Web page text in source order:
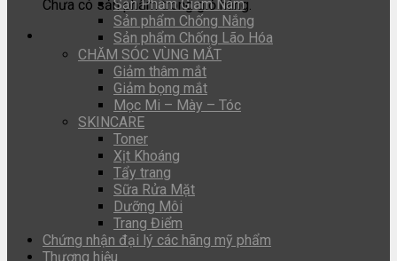
Chưa có sản phẩm trong giỏ hàng.
Sản Phẩm Giảm Nám
Sản phẩm Chống Nắng
Sản phẩm Chống Lão Hóa
CHĂM SÓC VÙNG MẮT
Giảm thâm mắt
Giảm bọng mắt
Mọc Mi – Mày – Tóc
SKINCARE
Toner
Xịt Khoáng
Tẩy trang
Sữa Rửa Mặt
Dưỡng Môi
Trang Điểm
Chứng nhận đại lý các hãng mỹ phẩm
Thương hiệu